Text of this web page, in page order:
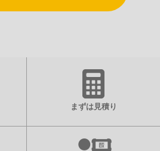
まずは見積り